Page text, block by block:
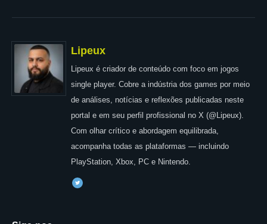
Lipeux
Lipeux é criador de conteúdo com foco em jogos
single player. Cobre a indústria dos games por meio
de análises, notícias e reflexões publicadas neste
portal e em seu perfil profissional no X (@Lipeux).
Com olhar crítico e abordagem equilibrada,
acompanha todas as plataformas — incluindo
PlayStation, Xbox, PC e Nintendo.